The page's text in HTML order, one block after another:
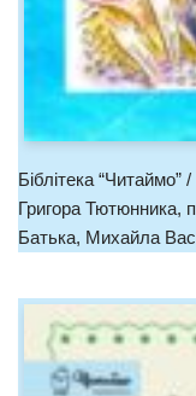
Біблітека
Григора Тютюнника,
Батька, Михайла